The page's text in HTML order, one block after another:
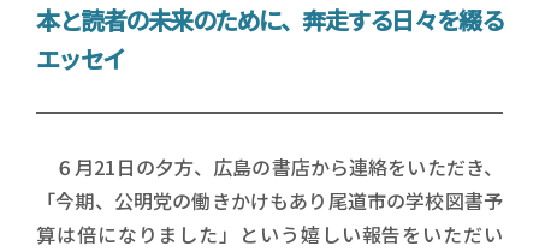
本と読者の未来のために、奔走する日々を綴る
エッセイ
６月21日の夕方、広島の書店から連絡をいただき、
「今期、公明党の働きかけもあり尾道市の学校図書予
算は倍になりました」という嬉しい報告をいただい